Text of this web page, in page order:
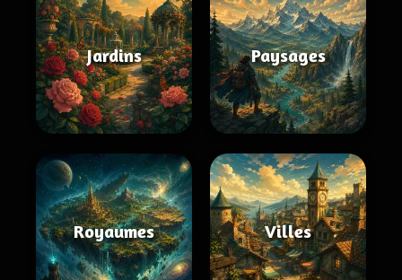
Jardins Paysages
Royaumes Villes